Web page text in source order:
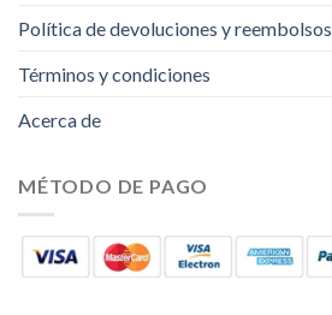
Política de devoluciones y reembolsos
Términos y condiciones
Acerca de
MÉTODO DE PAGO